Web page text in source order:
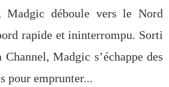
Madgic déboule vers le Nord
rapide et ininterrompu. Sorti
Madgic s’échappe des
pour emprunter...